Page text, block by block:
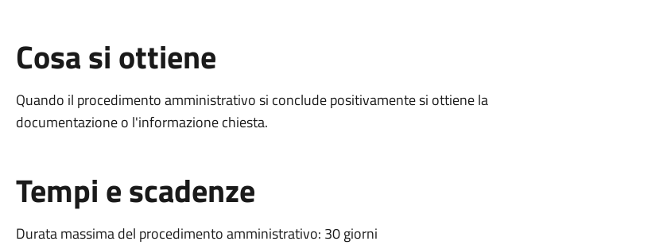
Cosa si ottiene
Quando il procedimento amministrativo si conclude positivamente si ottiene la
documentazione o l'informazione chiesta.
Tempi e scadenze
Durata massima del procedimento amministrativo: 30 giorni